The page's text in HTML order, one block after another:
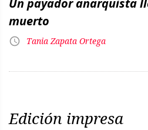
Un payador anarquista
muerto
Tania Zapata Ortega
Edición impresa